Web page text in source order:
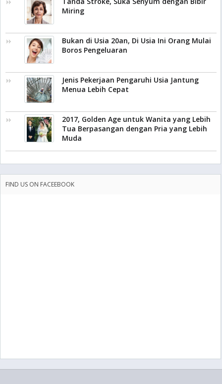
Miring
Bukan di Usia 20an, Di Usia Ini Orang Mulai
Boros Pengeluaran
Jenis Pekerjaan Pengaruhi Usia Jantung
Menua Lebih Cepat
2017, Golden Age untuk Wanita yang Lebih
Tua Berpasangan dengan Pria yang Lebih
Muda
FIND US ON FACEEBOOK